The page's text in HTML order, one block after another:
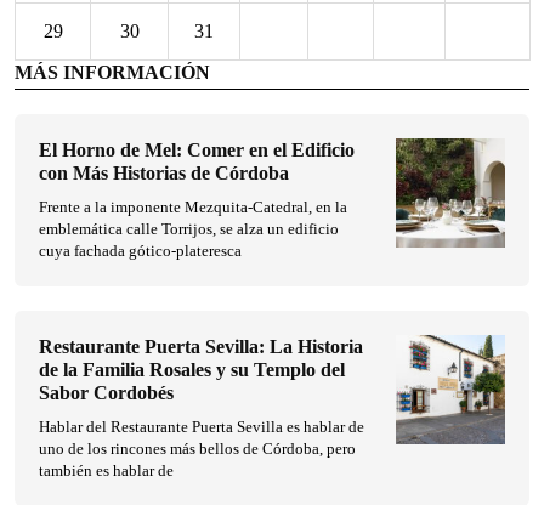
29 30
31
MÁS INFORMACIÓN
El Horno de Mel: Comer en el Edificio
con Más Historias de Córdoba
Frente a la imponente Mezquita-Catedral, en la
emblemática calle Torrijos, se alza un edificio
cuya fachada gótico-plateresca
Restaurante Puerta Sevilla: La Historia
de la Familia Rosales y su Templo del
Sabor Cordobés
Hablar del Restaurante Puerta Sevilla es hablar de
uno de los rincones más bellos de Córdoba, pero
también es hablar de